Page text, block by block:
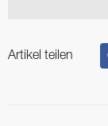
Artikel teilen